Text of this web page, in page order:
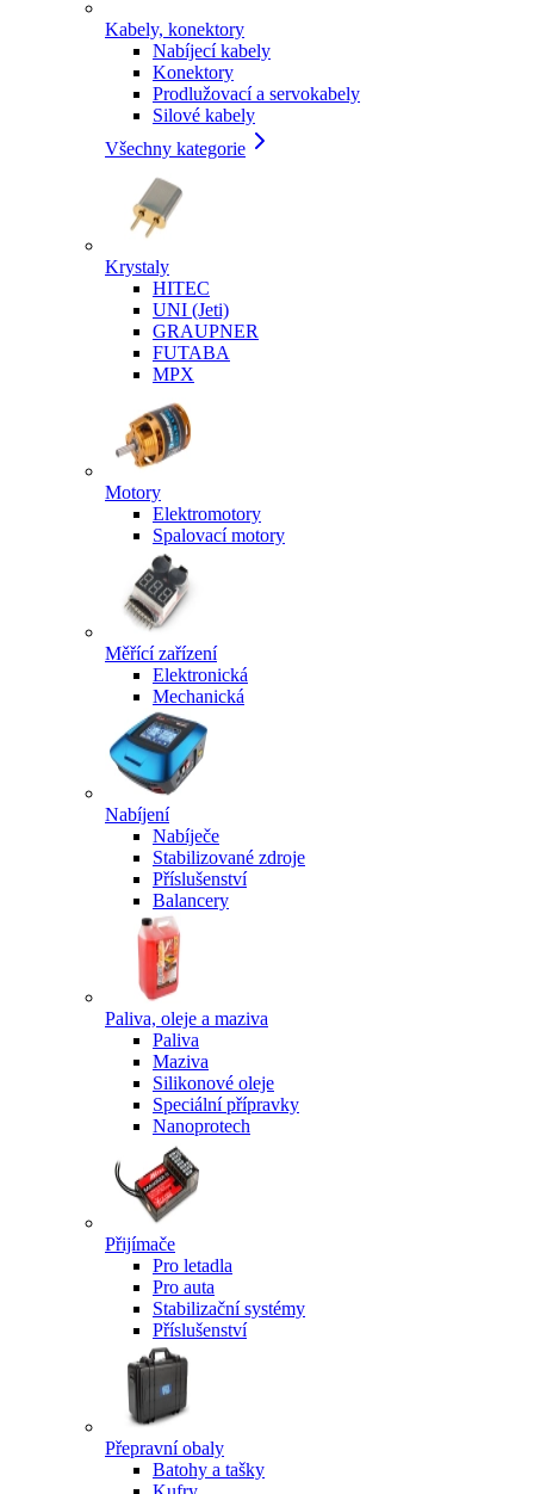
Kabely, konektory
Nabíjecí kabely
Konektory
Prodlužovací a servokabely
Silové kabely
Všechny kategorie
Krystaly
HITEC
UNI (Jeti)
GRAUPNER
FUTABA
MPX
Motory
Elektromotory
Spalovací motory
Měřící zařízení
Elektronická
Mechanická
Nabíjení
Nabíječe
Stabilizované zdroje
Příslušenství
Balancery
Paliva, oleje a maziva
Paliva
Maziva
Silikonové oleje
Speciální přípravky
Nanoprotech
Přijímače
Pro letadla
Pro auta
Stabilizační systémy
Příslušenství
Přepravní obaly
Batohy a tašky